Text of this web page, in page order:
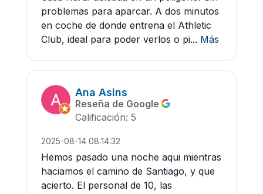
problemas para aparcar. A dos minutos
en coche de donde entrena el Athletic
Club, ideal para poder verlos o pi... Más
Ana Asins
Reseña de Google
Calificación: 5
2025-08-14 08:14:32
Hemos pasado una noche aqui mientras
haciamos el camino de Santiago, y que
acierto. El personal de 10, las